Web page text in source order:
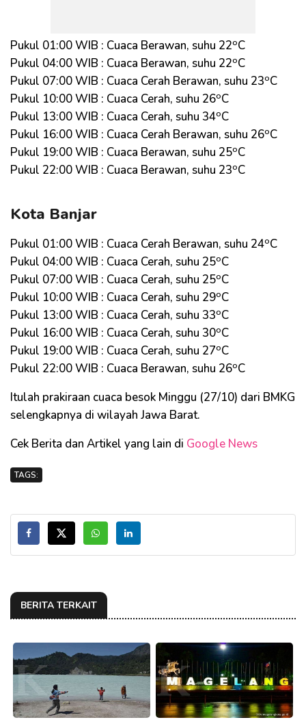
Pukul 01:00 WIB : Cuaca Berawan, suhu 22oC
Pukul 04:00 WIB : Cuaca Berawan, suhu 22oC
Pukul 07:00 WIB : Cuaca Cerah Berawan, suhu 23oC
Pukul 10:00 WIB : Cuaca Cerah, suhu 26oC
Pukul 13:00 WIB : Cuaca Cerah, suhu 34oC
Pukul 16:00 WIB : Cuaca Cerah Berawan, suhu 26oC
Pukul 19:00 WIB : Cuaca Berawan, suhu 25oC
Pukul 22:00 WIB : Cuaca Berawan, suhu 23oC
Kota Banjar
Pukul 01:00 WIB : Cuaca Cerah Berawan, suhu 24oC
Pukul 04:00 WIB : Cuaca Cerah, suhu 25oC
Pukul 07:00 WIB : Cuaca Cerah, suhu 25oC
Pukul 10:00 WIB : Cuaca Cerah, suhu 29oC
Pukul 13:00 WIB : Cuaca Cerah, suhu 33oC
Pukul 16:00 WIB : Cuaca Cerah, suhu 30oC
Pukul 19:00 WIB : Cuaca Cerah, suhu 27oC
Pukul 22:00 WIB : Cuaca Berawan, suhu 26oC
Itulah prakiraan cuaca besok Minggu (27/10) dari BMKG
selengkapnya di wilayah Jawa Barat.
Cek Berita dan Artikel yang lain di Google News
TAGS:
BERITA TERKAIT